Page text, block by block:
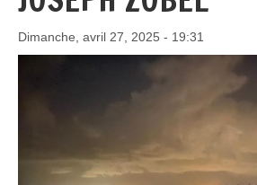
Dimanche, avril 27, 2025 - 19:31